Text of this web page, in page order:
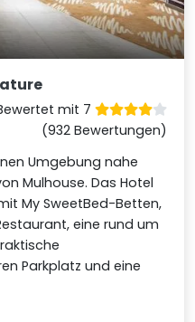
mit 7
(932 Bewertungen)
Umgebung nahe
Mulhouse. Das Hotel
My SweetBed-Betten,
eine rund um
Parkplatz und eine